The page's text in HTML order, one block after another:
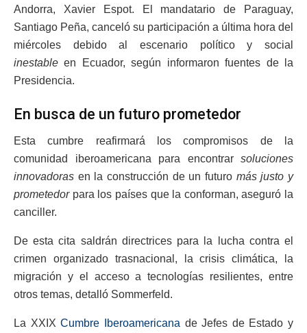
Andorra, Xavier Espot. El mandatario de Paraguay,
Santiago Peña, canceló su participación a última hora del
miércoles debido al escenario político y social
inestable en Ecuador, según informaron fuentes de la
Presidencia.
En busca de un futuro prometedor
Esta cumbre reafirmará los compromisos de la
comunidad iberoamericana para encontrar soluciones
innovadoras en la construcción de un futuro más justo y
prometedorpara los países que la conforman, aseguró la
canciller.
De esta cita saldrán directrices para la lucha contra el
crimen organizado trasnacional, la crisis climática, la
migración y el acceso a tecnologías resilientes, entre
otros temas, detalló Sommerfeld.
La XXIXCumbre Iberoamericana de Jefes de Estado y